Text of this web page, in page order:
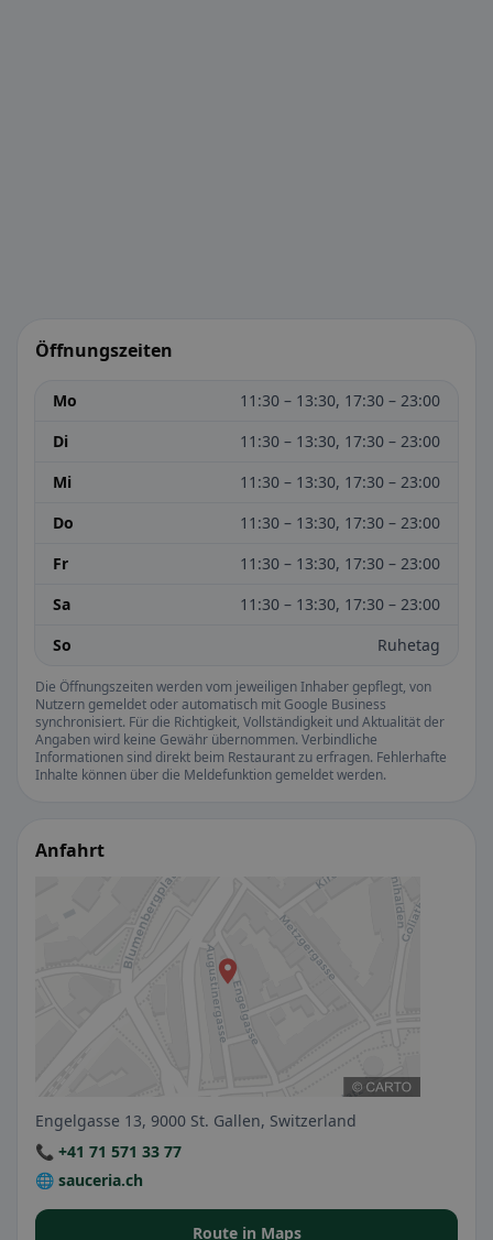
Öffnungszeiten
Mo
11:30 – 13:30, 17:30 – 23:00
Di
11:30 – 13:30, 17:30 – 23:00
Mi
11:30 – 13:30, 17:30 – 23:00
Do
11:30 – 13:30, 17:30 – 23:00
Fr
11:30 – 13:30, 17:30 – 23:00
Sa
11:30 – 13:30, 17:30 – 23:00
So
Ruhetag
Die Öffnungszeiten werden vom jeweiligen Inhaber gepflegt, von
Nutzern gemeldet oder automatisch mit Google Business
synchronisiert. Für die Richtigkeit, Vollständigkeit und Aktualität der
Angaben wird keine Gewähr übernommen. Verbindliche
Informationen sind direkt beim Restaurant zu erfragen. Fehlerhafte
Inhalte können über die Meldefunktion gemeldet werden.
Anfahrt
Engelgasse 13, 9000 St. Gallen, Switzerland
📞 +41 71 571 33 77
🌐 sauceria.ch
Route in Maps